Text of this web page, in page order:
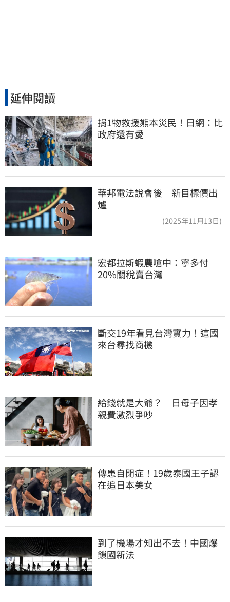
延伸閱讀
捐1物救援熊本災民！日網：比
政府還有愛
華邦電法說會後 新目標價出
爐
(2025年11月13日)
宏都拉斯蝦農嗆中：寧多付
20%關稅賣台灣
斷交19年看見台灣實力！這國
來台尋找商機
給錢就是大爺？　日母子因孝
親費激烈爭吵
傳患自閉症！19歲泰國王子認
在追日本美女
到了機場才知出不去！中國爆
鎖國新法